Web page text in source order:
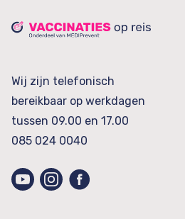
Wij zijn telefonisch
bereikbaar op werkdagen
tussen 09.00 en 17.00
085 024 0040